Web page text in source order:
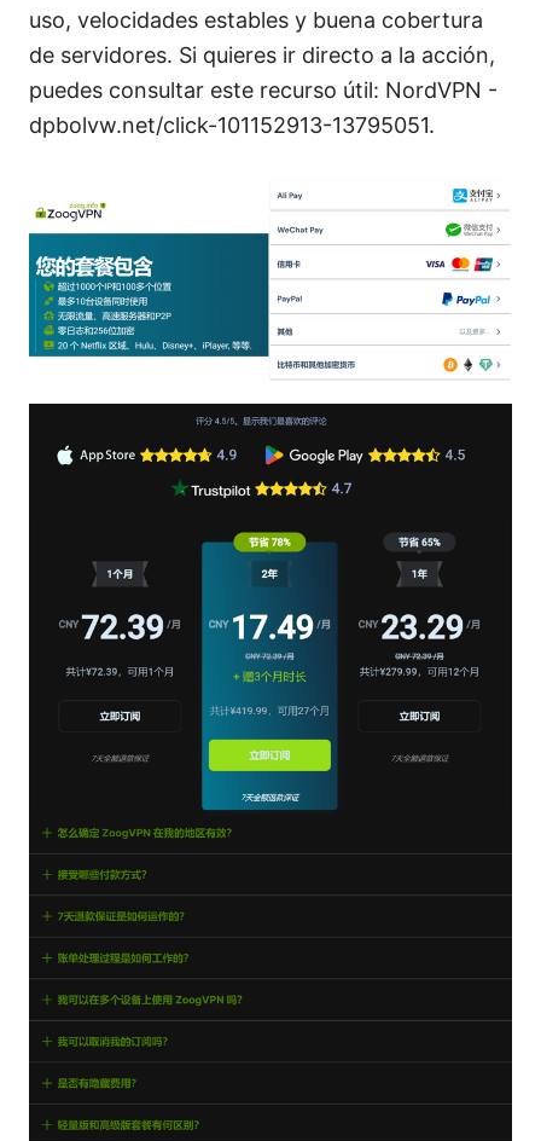
uso, velocidades estables y buena cobertura
de servidores. Si quieres ir directo a la acción,
puedes consultar este recurso útil: NordVPN -
dpbolvw.net/click-101152913-13795051.